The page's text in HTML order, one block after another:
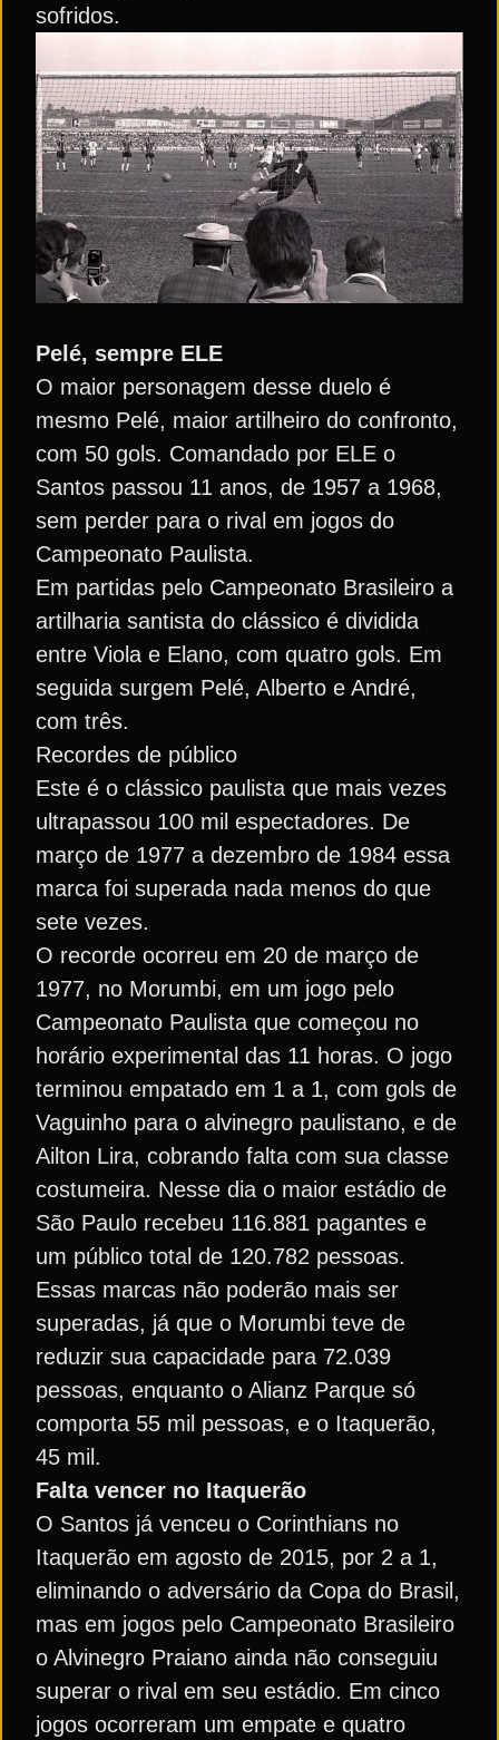
sofridos.
Pelé, sempre ELE
O maior personagem desse duelo é
mesmo Pelé, maior artilheiro do confronto,
com 50 gols. Comandado por ELE o
Santos passou 11 anos, de 1957 a 1968,
sem perder para o rival em jogos do
Campeonato Paulista.
Em partidas pelo Campeonato Brasileiro a
artilharia santista do clássico é dividida
entre Viola e Elano, com quatro gols. Em
seguida surgem Pelé, Alberto e André,
com três.
Recordes de público
Este é o clássico paulista que mais vezes
ultrapassou 100 mil espectadores. De
março de 1977 a dezembro de 1984 essa
marca foi superada nada menos do que
sete vezes.
O recorde ocorreu em 20 de março de
1977, no Morumbi, em um jogo pelo
Campeonato Paulista que começou no
horário experimental das 11 horas. O jogo
terminou empatado em 1 a 1, com gols de
Vaguinho para o alvinegro paulistano, e de
Ailton Lira, cobrando falta com sua classe
costumeira. Nesse dia o maior estádio de
São Paulo recebeu 116.881 pagantes e
um público total de 120.782 pessoas.
Essas marcas não poderão mais ser
superadas, já que o Morumbi teve de
reduzir sua capacidade para 72.039
pessoas, enquanto o Alianz Parque só
comporta 55 mil pessoas, e o Itaquerão,
45 mil.
Falta vencer no Itaquerão
O Santos já venceu o Corinthians no
Itaquerão em agosto de 2015, por 2 a 1,
eliminando o adversário da Copa do Brasil,
mas em jogos pelo Campeonato Brasileiro
o Alvinegro Praiano ainda não conseguiu
superar o rival em seu estádio. Em cinco
jogos ocorreram um empate e quatro